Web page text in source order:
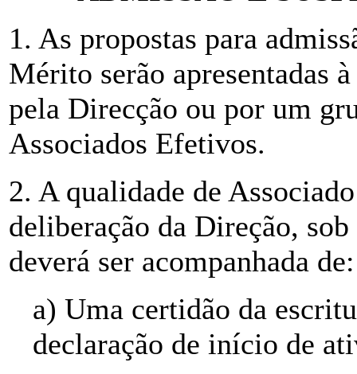
1. As propostas para
Mérito serão apresentadas
pela Direcção ou por um
Associados Efetivos.
2. A qualidade de
deliberação da Direção,
deverá ser acompanhada de:
a) Uma certidão da
declaração de início de